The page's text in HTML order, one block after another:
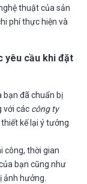
thuật của sản
phí thực hiện và
yêu cầu khi đặt
bạn đã chuẩn bị
với các công ty
kế lại ý tưởng
công, thời gian
bạn cũng như
ảnh hưởng.